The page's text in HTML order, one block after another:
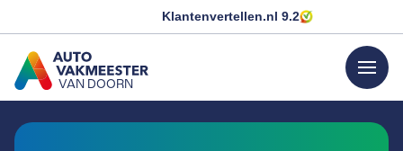
Klantenvertellen.nl 9.2
VAN DOORN
GA NAAR DE HOMEPAGINA
menu